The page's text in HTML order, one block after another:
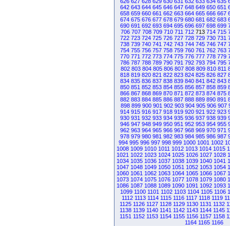
642 643 644 645 646 647 648 649 650 651
658 659 660 661 662 663 664 665 666 667
674 675 676 677 678 679 680 681 682 683
690 691 692 693 694 695 696 697 698 699
706 707 708 709 710 711 712713 714 715
722 723 724 725 726 727 728 729 730 731
738 739 740 741 742 743 744 745 746 747
754 755 756 757 758 759 760 761 762 763
770 771 772 773 774 775 776 777 778 779
786 787 788 789 790 791 792 793 794 795
802 803 804 805 806 807 808 809 810 811
818 819 820 821 822 823 824 825 826 827
834 835 836 837 838 839 840 841 842 843
850 851 852 853 854 855 856 857 858 859
866 867 868 869 870 871 872 873 874 875
882 883 884 885 886 887 888 889 890 891
898 899 900 901 902 903 904 905 906 907
914 915 916 917 918 919 920 921 922 923
930 931 932 933 934 935 936 937 938 939
946 947 948 949 950 951 952 953 954 955
962 963 964 965 966 967 968 969 970 971
978 979 980 981 982 983 984 985 986 987
994 995 996 997 998 999 1000 1001 1002
1008 1009 1010 1011 1012 1013 1014 1015
1021 1022 1023 1024 1025 1026 1027 1028
1034 1035 1036 1037 1038 1039 1040 1041
1047 1048 1049 1050 1051 1052 1053 1054
1060 1061 1062 1063 1064 1065 1066 1067
1073 1074 1075 1076 1077 1078 1079 1080
1086 1087 1088 1089 1090 1091 1092 1093
1099 1100 1101 1102 1103 1104 1105 1106
1112 1113 1114 1115 1116 1117 1118 1119
1125 1126 1127 1128 1129 1130 1131 1132
1138 1139 1140 1141 1142 1143 1144 1145
1151 1152 1153 1154 1155 1156 1157 1158
1164 1165 1166